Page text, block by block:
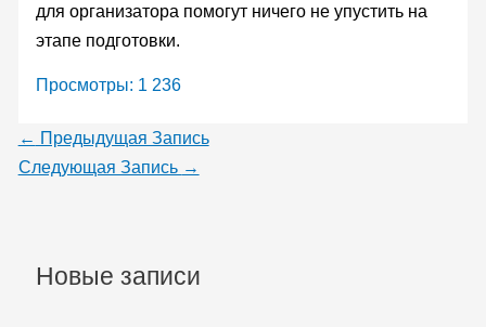
для организатора помогут ничего не упустить на
этапе подготовки.
Просмотры: 1 236
← Предыдущая Запись
Следующая Запись →
Новые записи